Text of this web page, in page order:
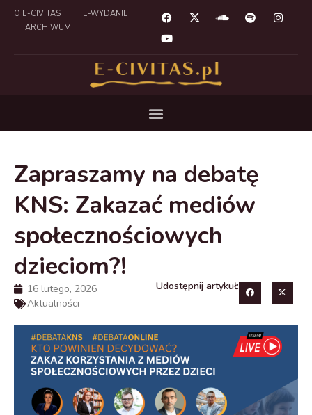
O E-CIVITAS
E-WYDANIE
ARCHIWUM
Zapraszamy na debatę
KNS: Zakazać mediów
społecznościowych
dzieciom?!
16 lutego, 2026
Aktualności
Udostępnij artykuł: